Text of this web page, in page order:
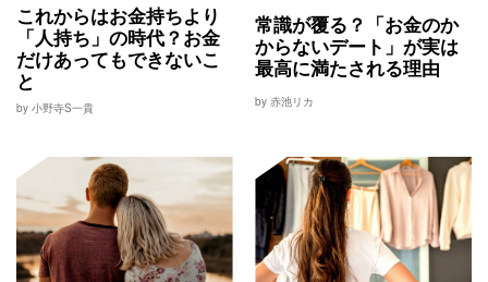
これからはお金持ちより
「人持ち」の時代？お金
だけあってもできないこ
と
by 小野寺S一貴
常識が覆る？「お金のか
からないデート」が実は
最高に満たされる理由
by 赤池リカ